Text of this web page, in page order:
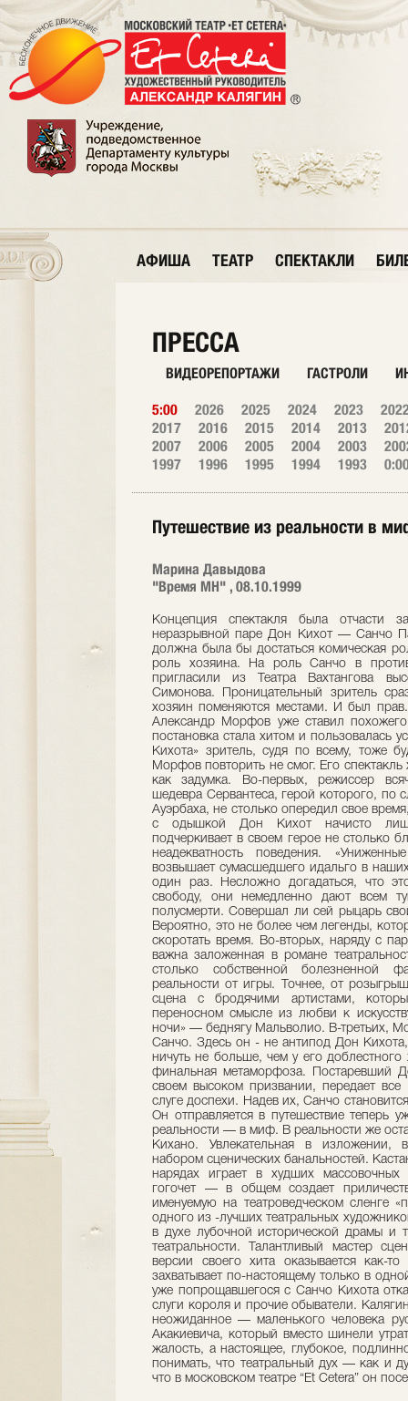
АФИША ТЕАТР СПЕКТАКЛИ
ПРЕССА
ВИДЕОРЕПОРТАЖИ ГАСТРОЛИ
5:00 2026 2025 2024 2023
2017
2016 2015 2014 2013
2007
2006 2005 2004 2003
1997
1996 1995 1994 1993
Путешествие из реальности в
Марина Давыдова
"Время МН" , 08.10.1999
Концепция спектакля была отчасти
неразрывной паре Дон Кихот — Санчо
должна была бы достаться комическая
роль хозяина. На роль Санчо в
пригласили из Театра Вахтангова
Симонова. Проницательный зритель
хозяин поменяются местами. И был
Александр Морфов уже ставил
постановка стала хитом и пользовалась
Кихота» зритель, судя по всему, тоже
Морфов повторить не смог. Его спектакль
как задумка. Во-первых, режиссер
шедевра Сервантеса, герой которого, по
Ауэрбаха, не столько опередил свое
с одышкой Дон Кихот начисто
подчеркивает в своем герое не столько
неадекватность поведения.
возвышает сумасшедшего идальго в
один раз. Несложно догадаться, что
свободу, они немедленно дают всем
полусмерти. Совершал ли сей рыцарь
Вероятно, это не более чем легенды,
скоротать время. Во-вторых, наряду с
важна заложенная в романе
столько собственной болезненной
реальности от игры. Точнее, от
сцена с бродячими артистами,
переносном смысле из любви к
ночи» — беднягу Мальволио. В-третьих,
Санчо. Здесь он - не антипод Дон
ничуть не больше, чем у его
финальная метаморфоза. Постаревший
своем высоком призвании, передает
слуге доспехи. Надев их, Санчо
Он отправляется в путешествие теперь
реальности — в миф. В реальности же
Кихано. Увлекательная в изложении,
набором сценических банальностей.
нарядах играет в худших
гогочет — в общем создает
именуемую на театроведческом сленге
одного из -лучших театральных
в духе лубочной исторической драмы и
театральности. Талантливый мастер
версии своего хита оказывается как-
захватывает по-настоящему только в
уже попрощавшегося с Санчо Кихота
слуги короля и прочие обыватели.
неожиданное — маленького человека
Акакиевича, который вместо шинели
жалость, а настоящее, глубокое,
понимать, что театральный дух — как и
что в московском театре “Et Cetera” он